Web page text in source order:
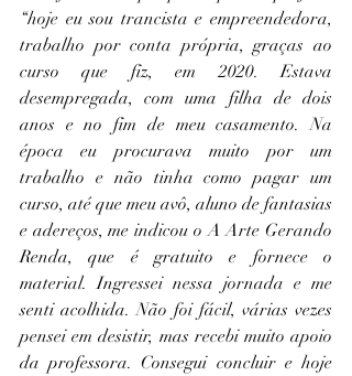
“hoje eu sou trancista e empreendedora,
trabalho por conta própria, graças ao
curso que fiz, em 2020. Estava
desempregada, com uma filha de dois
anos e no fim de meu casamento. Na
época eu procurava muito por um
trabalho e não tinha como pagar um
curso, até que meu avô, aluno de fantasias
e adereços, me indicou o A Arte Gerando
Renda, que é gratuito e fornece o
material. Ingressei nessa jornada e me
senti acolhida. Não foi fácil, várias vezes
pensei em desistir, mas recebi muito apoio
da professora. Consegui concluir e hoje